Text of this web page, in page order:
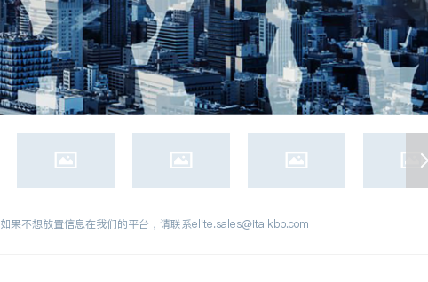
如果不想放置信息在我们的平台，请联系elite.sales@italkbb.com